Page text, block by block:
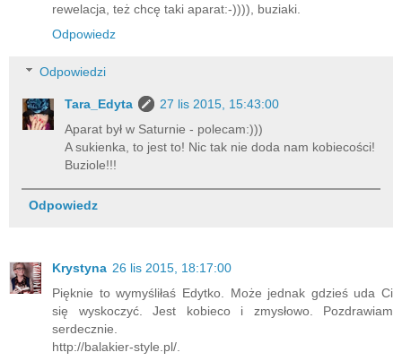
rewelacja, też chcę taki aparat:-)))), buziaki.
Odpowiedz
Odpowiedzi
Tara_Edyta
27 lis 2015, 15:43:00
Aparat był w Saturnie - polecam:)))
A sukienka, to jest to! Nic tak nie doda nam kobiecości!
Buziole!!!
Odpowiedz
Krystyna 26 lis 2015, 18:17:00
Pięknie to wymyśliłaś Edytko. Może jednak gdzieś uda Ci
się wyskoczyć. Jest kobieco i zmysłowo. Pozdrawiam
serdecznie.
http://balakier-style.pl/.